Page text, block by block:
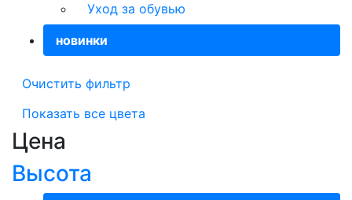
Уход за обувью
новинки
Очистить фильтр
Показать все цвета
Цена
Высота